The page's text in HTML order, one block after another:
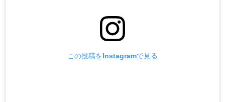
この投稿をInstagramで見る